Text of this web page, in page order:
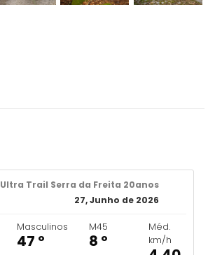
Ultra Trail Serra da Freita 20anos
27, Junho de 2026
Masculinos
47 º
M45
8 º
Méd.
km/h